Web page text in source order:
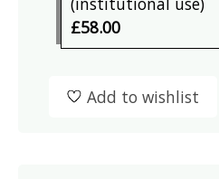
£58.00
Add to wishlist